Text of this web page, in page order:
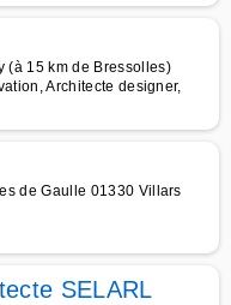
(à 15 km de Bressolles)
Architecte designer,
de Gaulle 01330 Villars
SELARL